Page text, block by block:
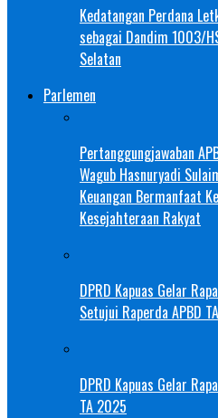
Kedatangan Perdana
sebagai Dandim 1003/
Selatan
Parlemen
Pertanggungjawaban
Wagub Hasnuryadi
Keuangan Bermanfaat
Kesejahteraan Rakyat
DPRD Kapuas Gelar
Setujui Raperda APBD
DPRD Kapuas Gelar
TA 2025